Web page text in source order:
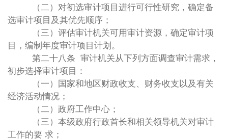
（二）对初选审计项目进行可行性研究，确定备
选审计项目及其优先顺序；
（三）评估审计机关可用审计资源，确定审计项
目，编制年度审计项目计划。
第二十八条 审计机关从下列方面调查审计需求，
初步选择审计项目：
（一）国家和地区财政收支、财务收支以及有关
经济活动情况；
（二）政府工作中心；
（三）本级政府行政首长和相关领导机关对审计
工作的要 求；